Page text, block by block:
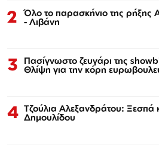
2 Όλο το παρασκήνιο της ρήξης
- Λιβάνη
3 Πασίγνωστο ζευγάρι της
Θλίψη για την κόρη
4 Τζούλια Αλεξανδράτου: Ξεσπά
Δημουλίδου